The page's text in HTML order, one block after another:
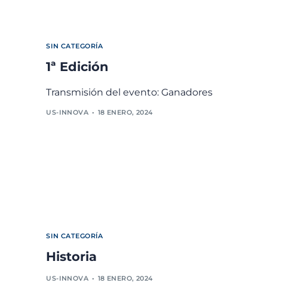
SIN CATEGORÍA
1ª Edición
Transmisión del evento: Ganadores
US-INNOVA 18 ENERO, 2024
SIN CATEGORÍA
Historia
US-INNOVA 18 ENERO, 2024